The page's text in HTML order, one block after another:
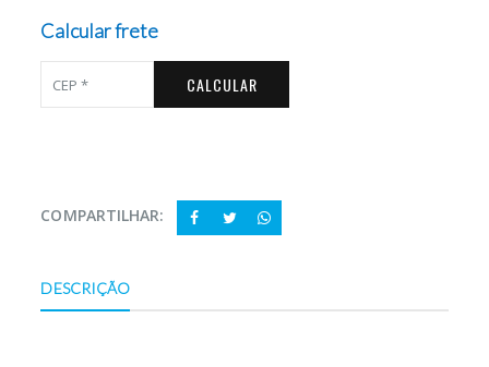
Calcular frete
CALCULAR
COMPARTILHAR:
DESCRIÇÃO